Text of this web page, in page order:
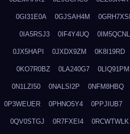
0GI31E0A 0GJSAH4M 0GRH7XSL
0IA5RSJ3 0IF4Y4UQ 0IM5QCNL
0JX5HAPI 0JXDX9ZM 0K8I19RD
0KO7R0BZ 0LA240G7 0LIQ91PM
0N1LZI50 0NALSI2P 0NFM8HBQ
0P3WEUER 0PHNO5Y4 0PPJIUB7
0QV0STGJ 0R7FXEI4 0RCWTWLK